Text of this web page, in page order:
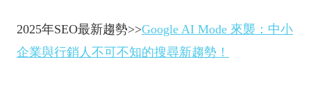
2025年SEO最新趨勢>>Google AI Mode 來襲：中小
企業與行銷人不可不知的搜尋新趨勢！